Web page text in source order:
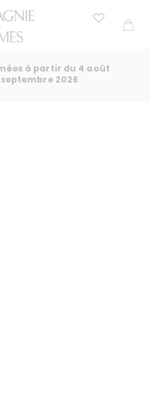
à partir du 4 août
2026